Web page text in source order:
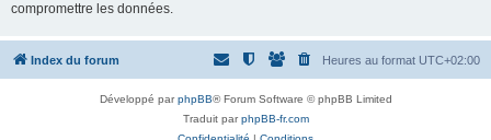
compromettre les données.
Index du forum Heures au format UTC+02:00
Développé parphpBB® Forum Software © phpBB Limited
Traduit parphpBB-fr.com